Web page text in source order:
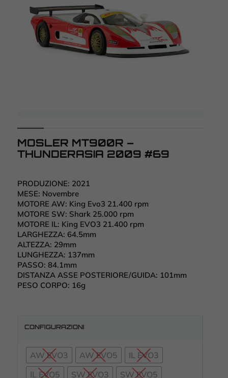
MOSLER MT900R –
THUNDERASIA 2009 #69
PRODUZIONE: 2021
MESE: Novembre
MOTORE AW: King Evo3 21.400 rpm
MOTORE SW: Shark 25.000 rpm
MOTORE IL: King EVO3 21.400 rpm
LARGHEZZA: 64.5mm
ALTEZZA: 29mm
LUNGHEZZA: 137mm
PASSO: 84.1mm
DISTANZA ASSE POSTERIORE/GUIDA: 101mm
PESO CORPO: 16g
CONFIGURAZIONI
AW EVO3 AW EVO5
IL EVO3
IL EVO5
SW EVO3 SW EVO5